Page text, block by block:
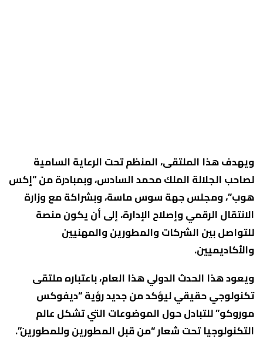
ويهدف هذا الملتقى، المنظم تحت الرعاية السامية
لصاحب الجلالة الملك محمد السادس، وبمبادرة من “إكس
هوب”، ومجلس جهة سوس ماسة، وبشراكة مع وزارة
الانتقال الرقمي وإصلاح الإدارة، إلى أن يكون منصة
للتواصل بين الشركات والمطورين والمهنيين
والأكاديميين.
ويعود هذا الحدث الدولي هذا العام، باعتباره ملتقى
تكنولوجي حقيقي ليؤكد من جديد رؤية “ديفوكس
موروكو” للتبادل حول الموضوعات التي تشكل عالم
التكنولوجيا تحت شعار “من قبل المطورين وللمطورين”.